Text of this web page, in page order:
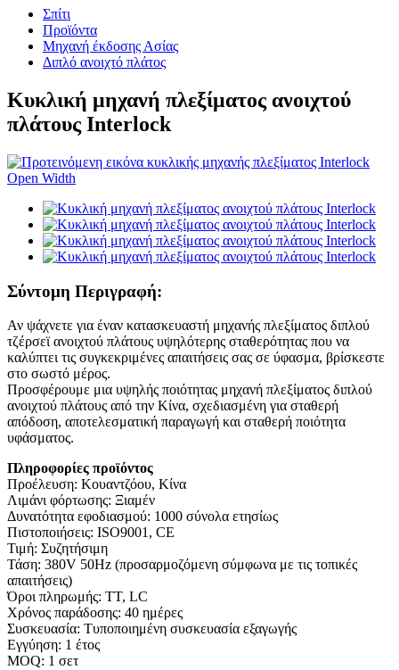
Σπίτι
Προϊόντα
Μηχανή έκδοσης Ασίας
Διπλό ανοιχτό πλάτος
Κυκλική μηχανή πλεξίματος ανοιχτού
πλάτους Interlock
Σύντομη Περιγραφή:
Αν ψάχνετε για έναν κατασκευαστή μηχανής πλεξίματος διπλού
τζέρσεϊ ανοιχτού πλάτους υψηλότερης σταθερότητας που να
καλύπτει τις συγκεκριμένες απαιτήσεις σας σε ύφασμα, βρίσκεστε
στο σωστό μέρος.
Προσφέρουμε μια υψηλής ποιότητας μηχανή πλεξίματος διπλού
ανοιχτού πλάτους από την Κίνα, σχεδιασμένη για σταθερή
απόδοση, αποτελεσματική παραγωγή και σταθερή ποιότητα
υφάσματος.
Πληροφορίες προϊόντος
Προέλευση: Κουαντζόου, Κίνα
Λιμάνι φόρτωσης: Ξιαμέν
Δυνατότητα εφοδιασμού: 1000 σύνολα ετησίως
Πιστοποιήσεις: ISO9001, CE
Τιμή: Συζητήσιμη
Τάση: 380V 50Hz (προσαρμοζόμενη σύμφωνα με τις τοπικές
απαιτήσεις)
Όροι πληρωμής: TT, LC
Χρόνος παράδοσης: 40 ημέρες
Συσκευασία: Τυποποιημένη συσκευασία εξαγωγής
Εγγύηση: 1 έτος
MOQ: 1 σετ